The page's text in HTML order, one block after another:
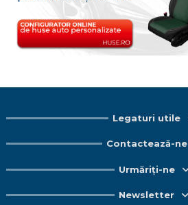
Legaturi utile
Contactează-ne
Urmăriți-ne
Newsletter